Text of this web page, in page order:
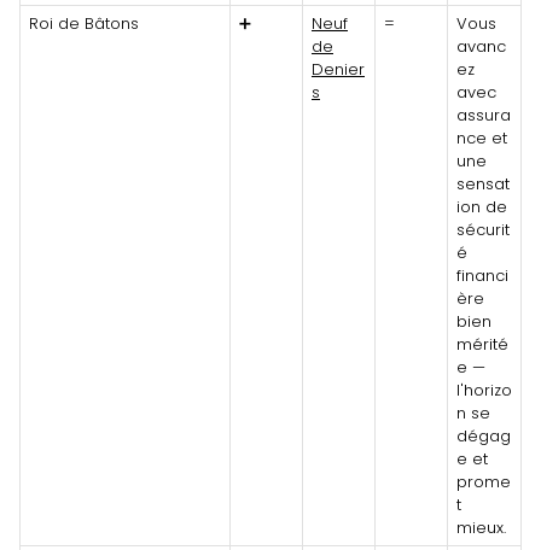
Roi de Bâtons
➕
Neuf
de
Denier
s
=
Vous
avanc
ez
avec
assura
nce et
une
sensat
ion de
sécurit
é
financi
ère
bien
mérité
e —
l'horizo
n se
dégag
e et
prome
t
mieux.